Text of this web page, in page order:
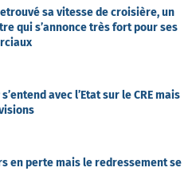
sa vitesse de croisière, un
qui s’annonce très fort pour ses
avec l’Etat sur le CRE mais
en perte mais le redressement se